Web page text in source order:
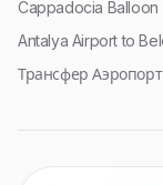
Cappadocia Balloon
Antalya Airport to
Трансфер